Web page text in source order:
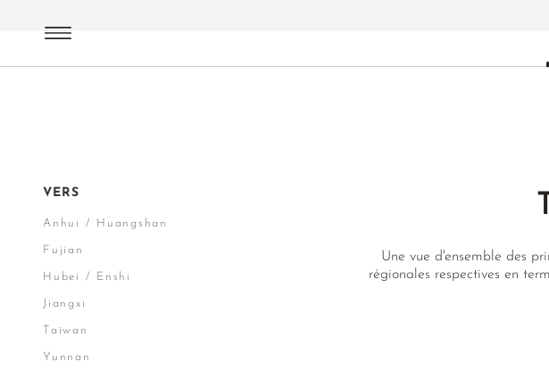
Une vue d'ensemble des
régionales respectives en
VERS
Anhui / Huangshan
Fujian
Hubei / Enshi
Jiangxi
Taïwan
Yunnan